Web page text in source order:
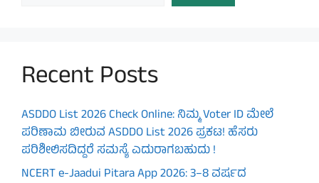
Recent Posts
ASDDO List 2026 Check Online: ನಿಮ್ಮ Voter ID ಮೇಲೆ
ಪರಿಣಾಮ ಬೀರುವ ASDDO List 2026 ಪ್ರಕಟ! ಹೆಸರು
ಪರಿಶೀಲಿಸದಿದ್ದರೆ ಸಮಸ್ಯೆ ಎದುರಾಗಬಹುದು !
NCERT e-Jaadui Pitara App 2026: 3–8 ವರ್ಷದ